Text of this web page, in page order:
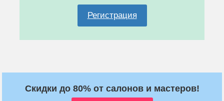
Регистрация
Скидки до 80% от салонов и мастеров!